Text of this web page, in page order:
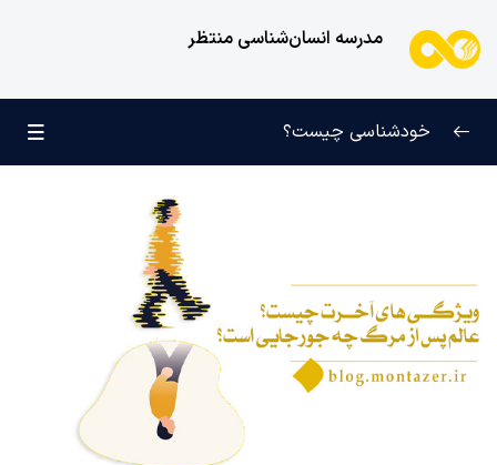
مدرسه انسان‌شناسی منتظر
کودک عزیز روان
انسان و میل بی‌نهایت
انسان چه چیزی نیست؟
خودشناسی چیست؟